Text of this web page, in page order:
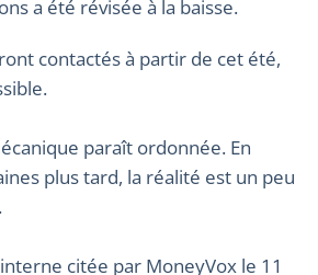
a été révisée à la baisse.
contactés à partir de cet été,
paraît ordonnée. En
plus tard, la réalité est un peu
citée par MoneyVox le 11